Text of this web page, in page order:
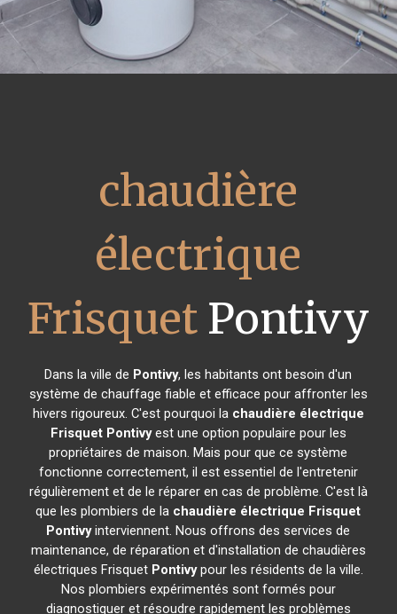
chaudière
électrique
FrisquetPontivy
Dans la ville de Pontivy, les habitants ont besoin d'un
système de chauffage fiable et efficace pour affronter les
hivers rigoureux. C'est pourquoi la chaudière électrique
Frisquet Pontivyest une option populaire pour les
propriétaires de maison. Mais pour que ce système
fonctionne correctement, il est essentiel de l'entretenir
régulièrement et de le réparer en cas de problème. C'est là
que les plombiers de la chaudière électrique Frisquet
Pontivyinterviennent. Nous offrons des services de
maintenance, de réparation et d'installation de chaudières
électriques Frisquet Pontivypour les résidents de la ville.
Nos plombiers expérimentés sont formés pour
diagnostiquer et résoudre rapidement les problèmes